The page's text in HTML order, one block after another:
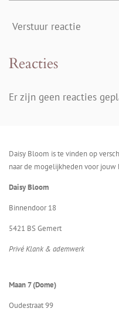
Verstuur reactie
Reacties
Er zijn geen reacties
Daisy Bloom is te vinden op
naar de mogelijkheden voor
Daisy Bloom
Binnendoor 18
5421 BS Gemert
Privé Klank & ademwerk
Maan 7 (Dome)
Oudestraat 99